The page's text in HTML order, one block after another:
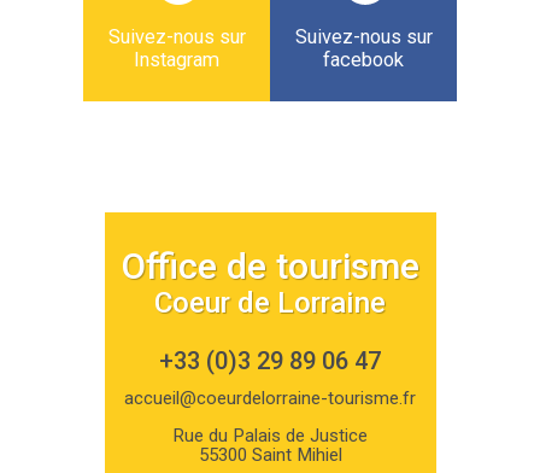
Suivez-nous sur
Instagram
Suivez-nous sur
facebook
Office de tourisme
Coeur de Lorraine
+33 (0)3 29 89 06 47
accueil@coeurdelorraine-tourisme.fr
Rue du Palais de Justice
55300 Saint Mihiel